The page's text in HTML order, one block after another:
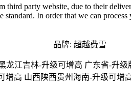
party website, due to their
In order that we can
品牌: 超越费雪
江吉林-升级可增高 广东省-升
高 山西陕西贵州海南-升级可